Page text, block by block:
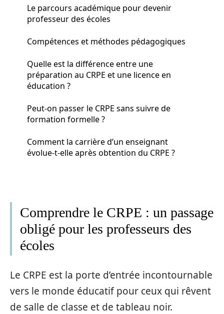
Le parcours académique pour devenir
professeur des écoles
Compétences et méthodes pédagogiques
Quelle est la différence entre une
préparation au CRPE et une licence en
éducation ?
Peut-on passer le CRPE sans suivre de
formation formelle ?
Comment la carrière d’un enseignant
évolue-t-elle après obtention du CRPE ?
Comprendre le CRPE : un passage
obligé pour les professeurs des
écoles
Le CRPE est la porte d’entrée incontournable
vers le monde éducatif pour ceux qui rêvent
de salle de classe et de tableau noir.